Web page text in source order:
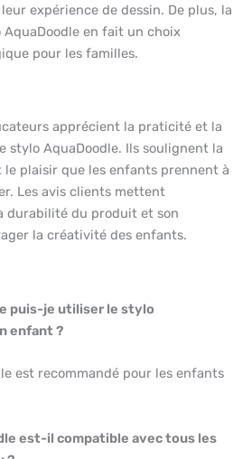
expérience de dessin. De plus, la
en fait un choix
pour les familles.
apprécient la praticité et la
stylo AquaDoodle. Ils soulignent la
plaisir que les enfants prennent à
Les avis clients mettent
durabilité du produit et son
la créativité des enfants.
puis-je utiliser le stylo
enfant ?
est recommandé pour les enfants
est-il compatible avec tous les